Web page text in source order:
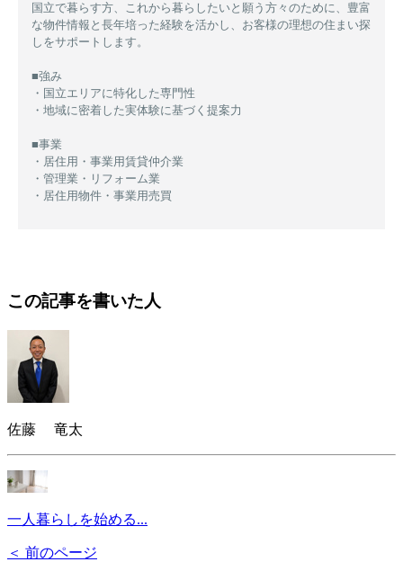
国立で暮らす方、これから暮らしたいと願う方々のために、豊富
な物件情報と長年培った経験を活かし、お客様の理想の住まい探
しをサポートします。
■強み
・国立エリアに特化した専門性
・地域に密着した実体験に基づく提案力
■事業
・居住用・事業用賃貸仲介業
・管理業・リフォーム業
・居住用物件・事業用売買
この記事を書いた人
佐藤 竜太
一人暮らしを始める...
＜ 前のページ